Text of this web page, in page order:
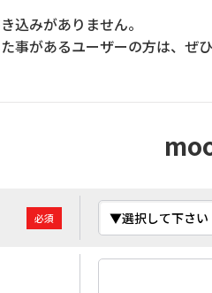
みがありません。
があるユーザーの方は、ぜひ
必須